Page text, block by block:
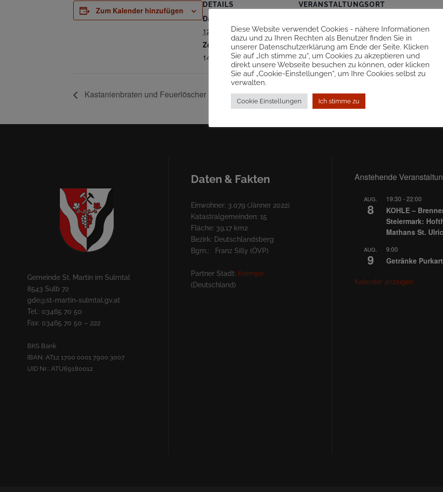
Zum Kalender hinzufügen
DETAILS
Datum:
12. Oktober 2024
Zeit:
14:00 - 23:59
VERANSTALTUNGSORT
Jammernegghof
8543
Kastanienbraten und Feuerlöscher Überprüfung Simone Kopmajer &
Gemeinde St. Martin im Sulmtal
8543 Sulb 72
gde@st-martin-sulmtal.gv.at
Tel.: 03465 70 50
Fax: 03465 70 50 – 222
BKS Bank
IBAN: AT12 1700 0001 7900 3007
UID Nr.: ATU69180012
Daten & Fakten
Einwohner: 3.079 (Jänner 2022)
Katastralgemeinden: 15
Fläche: 39,17 km2
Bezirk: Deutschlandsberg
Bgm.: Franz Silly (ÖVP)
Partner Stadt: Krempe
(Deutschland)
Anstehende
AUG.
8
19:30 -22:00
KOHLE –
Steiermark:
Mathans St.
AUG.
9
9:00
Getränke Purkart
Kalender anzeigen
Diese Website verwendet Cookies - nähere Informationen
dazu und zu Ihren Rechten als Benutzer finden Sie in
unserer Datenschutzerklärung am Ende der Seite. Klicken
Sie auf „Ich stimme zu“, um Cookies zu akzeptieren und
direkt unsere Webseite besuchen zu können, oder klicken
Sie auf „Cookie-Einstellungen“, um Ihre Cookies selbst zu
verwalten.
Cookie Einstellungen Ich stimme zu